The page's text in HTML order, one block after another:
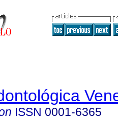
ISSN 0001-6365